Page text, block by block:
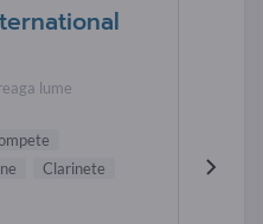
lume
Clarinete